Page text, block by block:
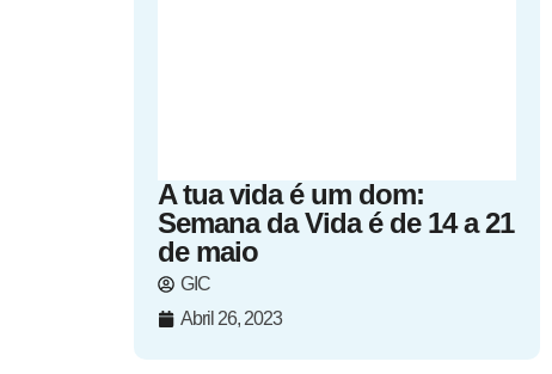
A tua vida é um dom:
Semana da Vida é de 14 a 21
de maio
GIC
Abril 26, 2023